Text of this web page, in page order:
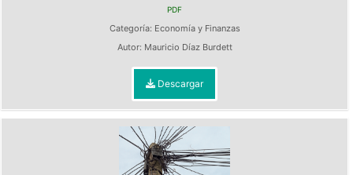
PDF
Categoría: Economía y Finanzas
Autor: Mauricio Díaz Burdett
Descargar